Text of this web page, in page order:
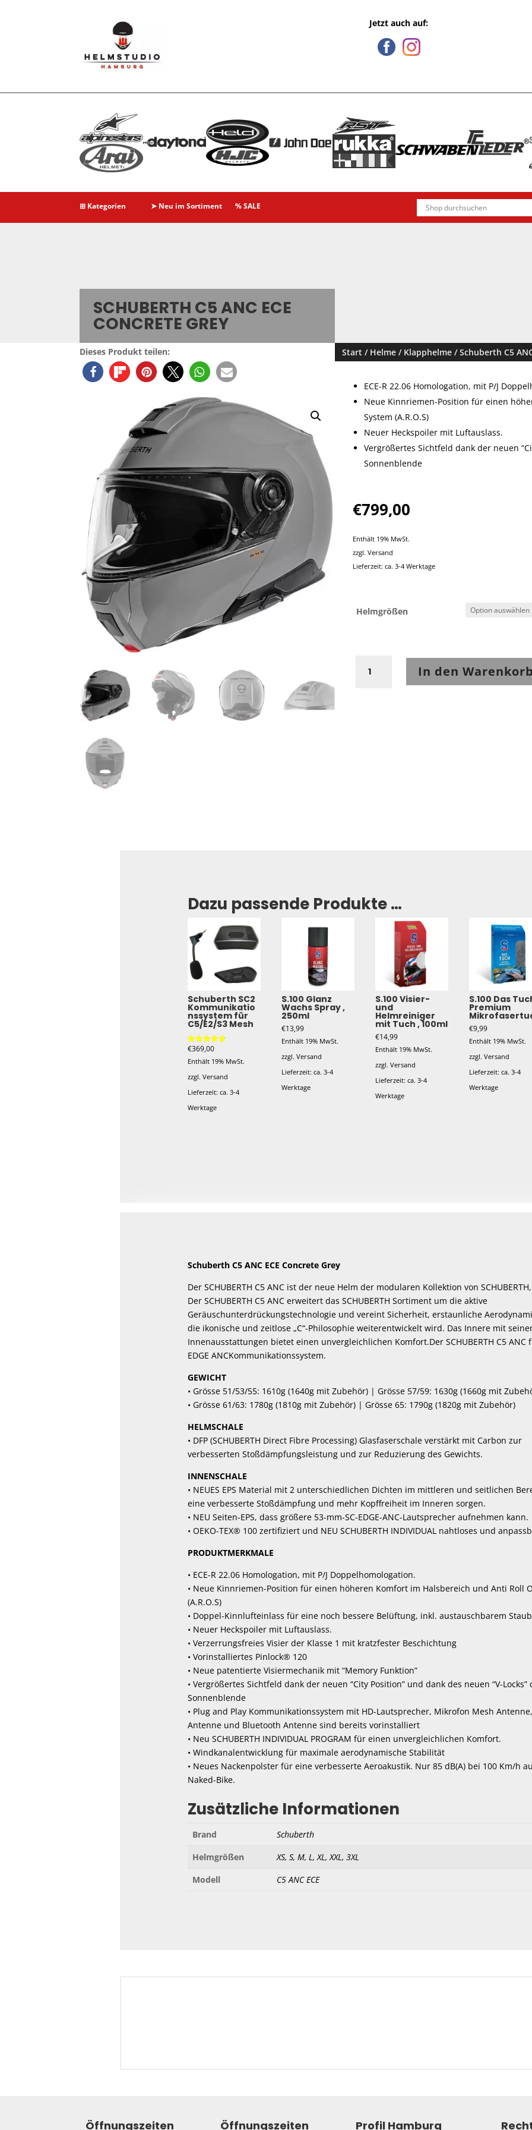
Jetzt auch auf:
⊞ Kategorien ➤ Neu im Sortiment % SALE
SCHUBERTH C5 ANC ECE
CONCRETE GREY
Dieses Produkt teilen: Start / Helme / Klapphelme / Schuberth C5
ECE-R 22.06 Homologation, mit P/J
Neue Kinnriemen-Position für einen
System (A.R.O.S)
Neuer Heckspoiler mit Luftauslass.
Vergrößertes Sichtfeld dank der neuen
Sonnenblende
€799,00
Enthält 19% MwSt.
zzgl.Versand
Lieferzeit: ca. 3-4 Werktage
Helmgrößen
In den
Dazu passende Produkte …
Schuberth SC2
Kommunikatio
nssystem für
C5/E2/S3 Mesh
Bewertet
4.80
€369,00
Enthält 19% MwSt.
zzgl. Versand
Lieferzeit: ca. 3-4
Werktage
S.100 Glanz
Wachs Spray ,
250ml
€13,99
Enthält 19% MwSt.
zzgl. Versand
Lieferzeit: ca. 3-4
Werktage
S.100 Visier-
und
Helmreiniger
mit Tuch , 100ml
€14,99
Enthält 19% MwSt.
zzgl.Versand
Lieferzeit: ca. 3-4
Werktage
S.100 Das
Premium
€9,99
Enthält 19% MwSt.
zzgl.Versand
Lieferzeit: ca. 3-4
Werktage
Schuberth C5 ANC ECE Concrete Grey
Der SCHUBERTH C5 ANC ist der neue Helm der modularen Kollektion von
Der SCHUBERTH C5 ANC erweitert das SCHUBERTH Sortiment um die aktive
Geräuschunterdrückungstechnologie und vereint Sicherheit, erstaunliche
die ikonische und zeitlose „C“-Philosophie weiterentwickelt wird. Das Innere mit
Innenausstattungen bietet einen unvergleichlichen Komfort.Der SCHUBERTH C5
EDGE ANCKommunikationssystem.
GEWICHT
• Grösse 51/53/55: 1610g (1640g mit Zubehör) | Grösse 57/59: 1630g (1660g mit
• Grösse 61/63: 1780g (1810g mit Zubehör) | Grösse 65: 1790g (1820g mit Zubehör)
HELMSCHALE
• DFP (SCHUBERTH Direct Fibre Processing) Glasfaserschale verstärkt mit Carbon zur
verbesserten Stoßdämpfungsleistung und zur Reduzierung des Gewichts.
INNENSCHALE
• NEUES EPS Material mit 2 unterschiedlichen Dichten im mittleren und seitlichen
eine verbesserte Stoßdämpfung und mehr Kopffreiheit im Inneren sorgen.
• NEU Seiten-EPS, dass größere 53-mm-SC-EDGE-ANC-Lautsprecher aufnehmen kann.
• OEKO-TEX® 100 zertifiziert und NEU SCHUBERTH INDIVIDUAL nahtloses und
PRODUKTMERKMALE
• ECE-R 22.06 Homologation, mit P/J Doppelhomologation.
• Neue Kinnriemen-Position für einen höheren Komfort im Halsbereich und Anti Roll
(A.R.O.S)
• Doppel-Kinnlufteinlass für eine noch bessere Belüftung, inkl. austauschbarem
• Neuer Heckspoiler mit Luftauslass.
• Verzerrungsfreies Visier der Klasse 1 mit kratzfester Beschichtung
• Vorinstalliertes Pinlock® 120
• Neue patentierte Visiermechanik mit “Memory Funktion”
• Vergrößertes Sichtfeld dank der neuen “City Position” und dank des neuen “V-Locks”
Sonnenblende
• Plug and Play Kommunikationssystem mit HD-Lautsprecher, Mikrofon Mesh
Antenne und Bluetooth Antenne sind bereits vorinstalliert
• Neu SCHUBERTH INDIVIDUAL PROGRAM für einen unvergleichlichen Komfort.
• Windkanalentwicklung für maximale aerodynamische Stabilität
• Neues Nackenpolster für eine verbesserte Aeroakustik. Nur 85 dB(A) bei 100 Km/h
Naked-Bike.
Zusätzliche Informationen
Brand
Schuberth
Helmgrößen
XS, S, M, L, XL, XXL, 3XL
Modell
C5 ANC ECE
Öffnungszeiten Öffnungszeiten Profil Hamburg